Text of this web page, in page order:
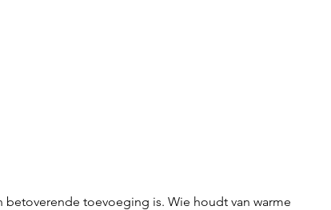
toevoeging is. Wie houdt van warme